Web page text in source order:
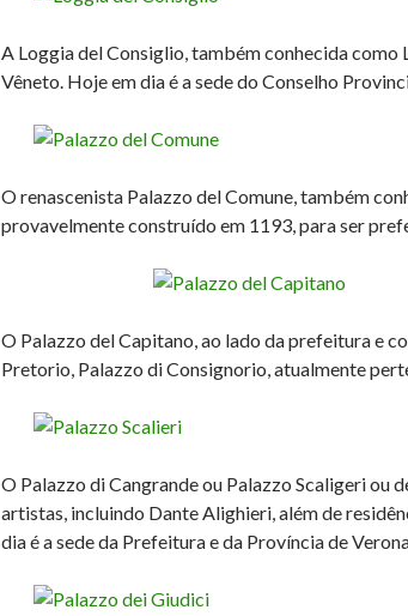
A Loggia del Consiglio, também conhecida
Vêneto. Hoje em dia é a sede do Conselho
O renascenista Palazzo del Comune, também
provavelmente construído em 1193, para ser
O Palazzo del Capitano, ao lado da prefeitura e
Pretorio, Palazzo di Consignorio, atualmente
O Palazzo di Cangrande ou Palazzo Scaligeri ou
artistas, incluindo Dante Alighieri, além de
dia é a sede da Prefeitura e da Província de